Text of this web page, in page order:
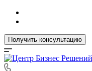
Получить консультацию